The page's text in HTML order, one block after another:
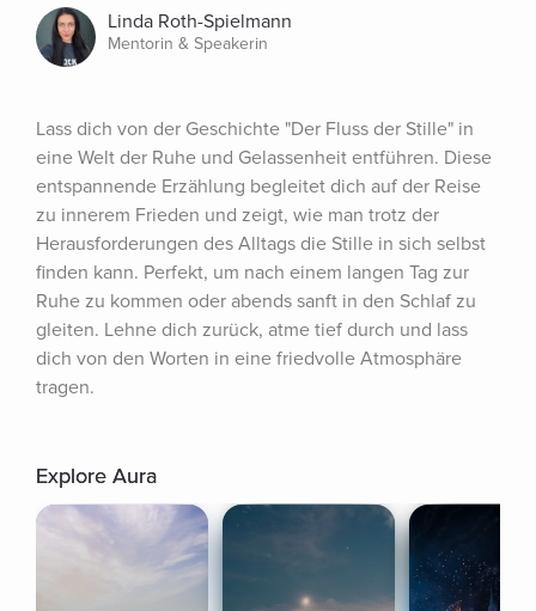
Linda Roth-Spielmann
Mentorin & Speakerin
Lass dich von der Geschichte "Der Fluss der Stille" in
eine Welt der Ruhe und Gelassenheit entführen. Diese
entspannende Erzählung begleitet dich auf der Reise
zu innerem Frieden und zeigt, wie man trotz der
Herausforderungen des Alltags die Stille in sich selbst
finden kann. Perfekt, um nach einem langen Tag zur
Ruhe zu kommen oder abends sanft in den Schlaf zu
gleiten. Lehne dich zurück, atme tief durch und lass
dich von den Worten in eine friedvolle Atmosphäre
tragen.
Explore Aura